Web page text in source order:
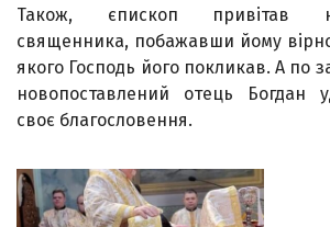
Також, єпископ привітав
священника, побажавши йому
якого Господь його покликав. А по
новопоставлений отець Богдан
своє благословення.